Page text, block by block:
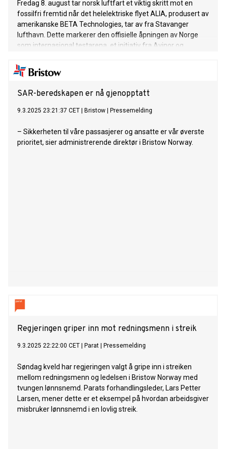
Fredag 8. august tar norsk luftfart et viktig skritt mot en
fossilfri fremtid når det helelektriske flyet ALIA, produsert av
amerikanske BETA Technologies, tar av fra Stavanger
lufthavn. Dette markerer den offisielle åpningen av Norge
som internasjonal testarena, et initiativ fra Avinor og
lavutslipps luftfart.
SAR-beredskapen er nå gjenopptatt
9.3.2025 23:21:37 CET Bristow Pressemelding
– Sikkerheten til våre passasjerer og ansatte er vår øverste
prioritet, sier administrerende direktør i Bristow Norway.
Regjeringen griper inn mot redningsmenn i streik
9.3.2025 22:22:00 CET Parat Pressemelding
Søndag kveld har regjeringen valgt å gripe inn i streiken
mellom redningsmenn og ledelsen i Bristow Norway med
tvungen lønnsnemd. Parats forhandlingsleder, Lars Petter
Larsen, mener dette er et eksempel på hvordan arbeidsgiver
misbruker lønnsnemd i en lovlig streik.